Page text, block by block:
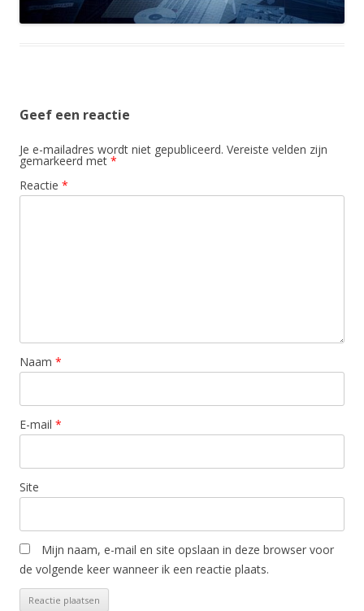
Geef een reactie
Je e-mailadres wordt niet gepubliceerd. Vereiste velden zijn
gemarkeerd met *
Reactie *
Naam *
E-mail *
Site
Mijn naam, e-mail en site opslaan in deze browser voor
de volgende keer wanneer ik een reactie plaats.